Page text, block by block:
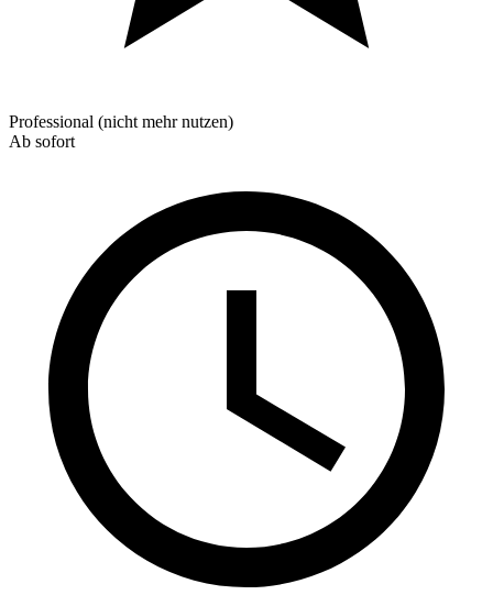
Professional (nicht mehr nutzen)
Ab sofort